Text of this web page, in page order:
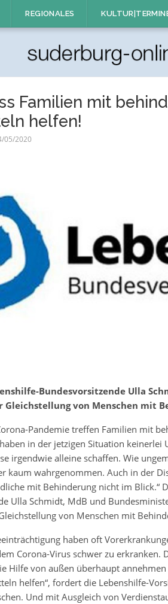
REGIONALES
Familien mit
helfen!
05/2020
Bundesvorsitzende Ulla
Gleichstellung von Menschen mit
Pandemie treffen Familien mit
in der jetzigen Situation
irgendwie alleine schaffen. Wie
kaum wahrgenommen. Auch in der
mit Behinderung nicht im Blick.“
Ulla Schmidt, MdB und
von Menschen mit
haben oft
Corona-Virus schwer zu erkranken.
Hilfe von außen überhaupt
helfen“, fordert die Lebenshilfe-
Und mit Ausgleich von